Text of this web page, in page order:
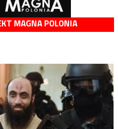
MAGNA POLONIA